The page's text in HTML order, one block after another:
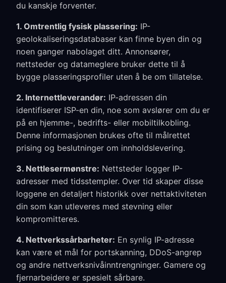
du kanskje forventer.
1. Omtrentlig fysisk plassering: IP-
geolokaliseringsdatabaser kan finne byen din og
noen ganger nabolaget ditt. Annonsører,
nettsteder og datameglere bruker dette til å
bygge plasseringsprofiler uten å be om tillatelse.
2. Internettleverandør: IP-adressen din
identifiserer ISP-en din, noe som avslører om du er
på en hjemme-, bedrifts- eller mobiltilkobling.
Denne informasjonen brukes ofte til målrettet
prising og beslutninger om innholdslevering.
3. Nettlesermønstre: Nettsteder logger IP-
adresser med tidsstempler. Over tid skaper disse
loggene en detaljert historikk over nettaktiviteten
din som kan utleveres med stevning eller
kompromitteres.
4. Nettverkssårbarheter: En synlig IP-adresse
kan være et mål for portskanning, DDoS-angrep
og andre nettverksnivåinntrengninger. Gamere og
fjernarbeidere er spesielt sårbare.